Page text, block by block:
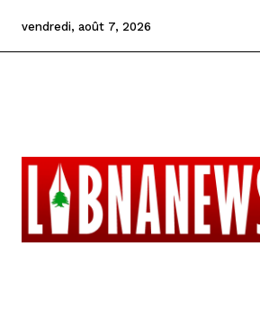
vendredi, août 7, 2026